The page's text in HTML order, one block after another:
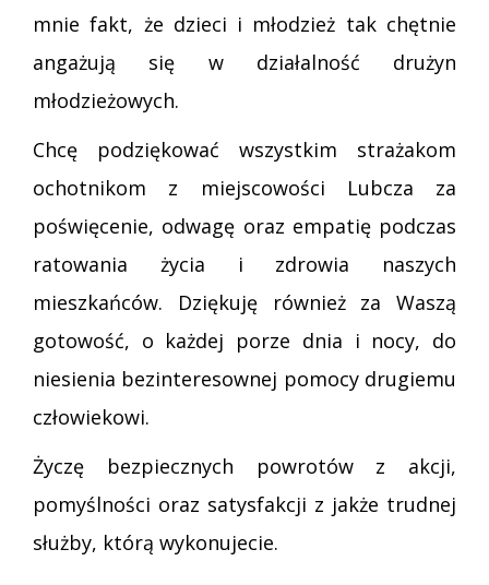
mnie fakt, że dzieci i młodzież tak chętnie
angażują się w działalność drużyn
młodzieżowych.
Chcę podziękować wszystkim strażakom
ochotnikom z miejscowości Lubcza za
poświęcenie, odwagę oraz empatię podczas
ratowania życia i zdrowia naszych
mieszkańców. Dziękuję również za Waszą
gotowość, o każdej porze dnia i nocy, do
niesienia bezinteresownej pomocy drugiemu
człowiekowi.
Życzę bezpiecznych powrotów z akcji,
pomyślności oraz satysfakcji z jakże trudnej
służby, którą wykonujecie.